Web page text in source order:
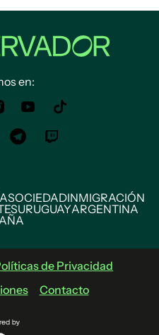
en:
SOCIEDADINMIGRACIÓN
URUGUAYARGENTINA
de Privacidad
Contacto